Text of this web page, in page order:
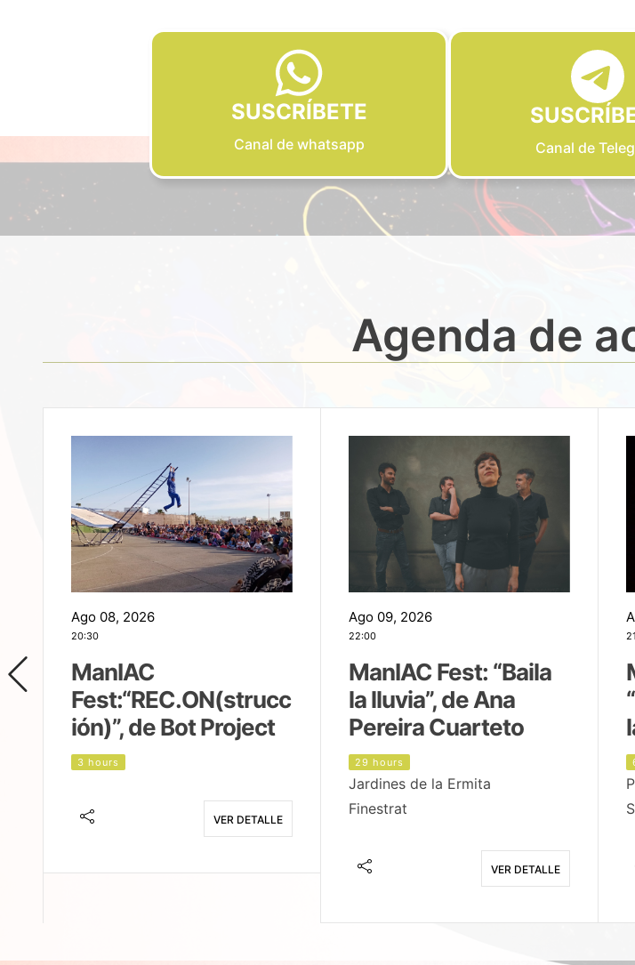
SUSCRÍBETE
Canal de whatsapp Canal de
Agenda de
Ago 08, 2026
20:30
ManIAC
Fest:“REC.ON(strucc
ión)”, de Bot Project
3 hours
VER DETALLE
Ago 09, 2026
22:00
ManIAC Fest: “Baila
la lluvia”, de Ana
Pereira Cuarteto
29 hours
Jardines de la Ermita
Finestrat
VER DETALLE